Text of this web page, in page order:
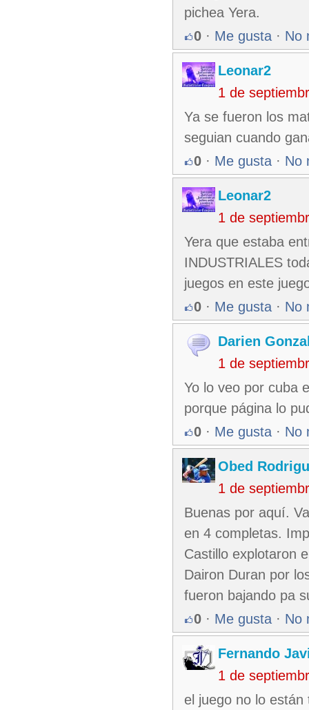
pichea Yera.
0 · Me gusta · No
Leonar2
1 de
Ya se fueron los
seguian cuando
0 · Me gusta · No
Leonar2
1 de
Yera que estaba
INDUSTRIALES
juegos en este
0 · Me gusta · No
Darien
1 de
Yo lo veo por cuba
porque página lo
0 · Me gusta · No
Obed
1 de
Buenas por aquí.
en 4 completas.
Castillo explotaron
Dairon Duran por
fueron bajando pa
0 · Me gusta · No
Fernando
1 de
el juego no lo